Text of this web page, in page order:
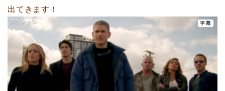
出てきます！
Home